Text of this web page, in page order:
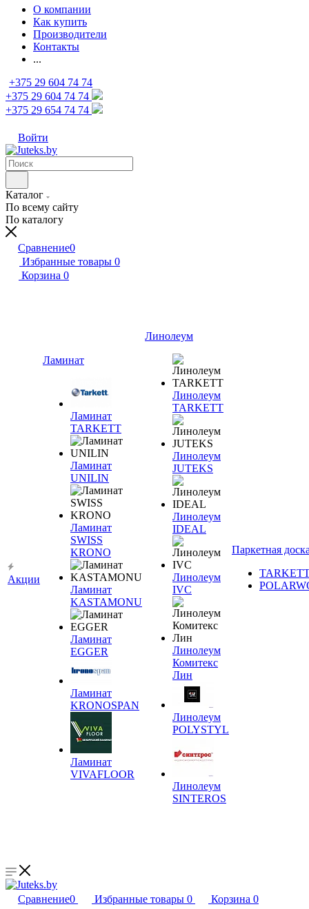
О компании
Как купить
Производители
Контакты
...
+375 29 604 74 74
+375 29 604 74 74
+375 29 654 74 74
Войти
Каталог
По всему сайту
По каталогу
Сравнение0
Избранные товары 0
Корзина 0
Акции
Ламинат
Ламинат
TARKETT
Ламинат
UNILIN
Ламинат
SWISS
KRONO
Ламинат
KASTAMONU
Ламинат
EGGER
Ламинат
KRONOSPAN
Ламинат
VIVAFLOOR
Линолеум
Линолеум
TARKETT
Линолеум
JUTEKS
Линолеум
IDEAL
Линолеум
IVC
Линолеум
Комитекс
Лин
Линолеум
POLYSTYL
Линолеум
SINTEROS
Паркетная
Сравнение0 Избранные товары 0 Корзина 0